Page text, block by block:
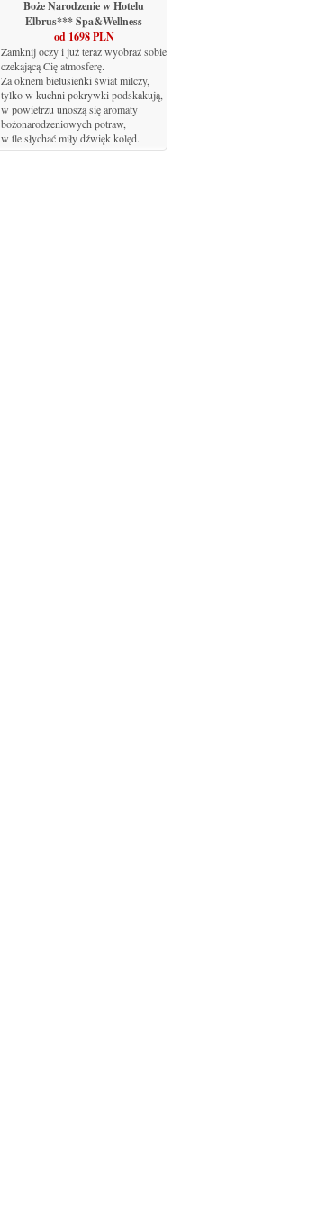
Boże Narodzenie w Hotelu
Elbrus*** Spa&Wellness
od 1698 PLN
Zamknij oczy i już teraz wyobraź sobie
czekającą Cię atmosferę.
Za oknem bielusieńki świat milczy,
tylko w kuchni pokrywki podskakują,
w powietrzu unoszą się aromaty
bożonarodzeniowych potraw,
w tle słychać miły dźwięk kolęd.